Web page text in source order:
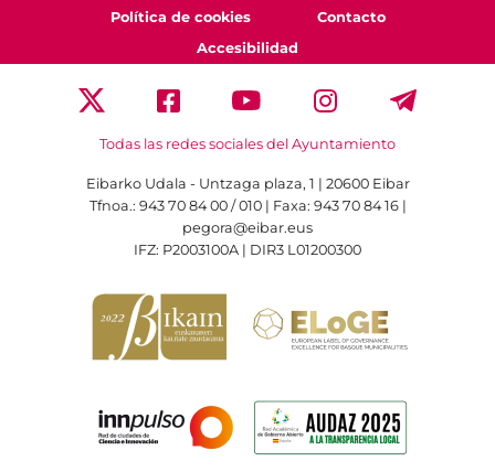
Política de cookies
Contacto
Accesibilidad
Todas las redes sociales del Ayuntamiento
Eibarko Udala - Untzaga plaza, 1 | 20600 Eibar
Tfnoa.: 943 70 84 00 / 010 | Faxa: 943 70 84 16 |
pegora@eibar.eus
IFZ: P2003100A | DIR3 L01200300